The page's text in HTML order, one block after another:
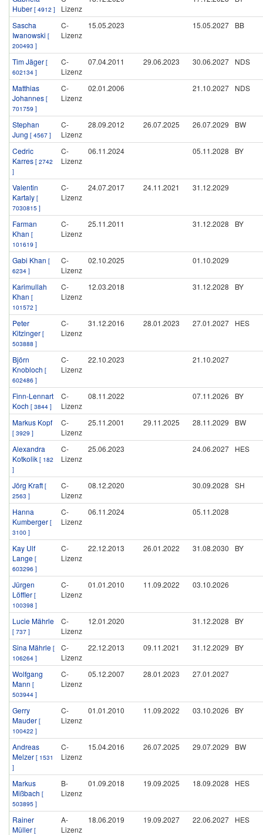
Huber [ 4912 ]
Lizenz
Sascha
Iwanowski [
200493 ]
C-
Lizenz
15.05.2023 15.05.2027 BB
Tim Jäger [
602134 ]
C-
Lizenz
07.04.2011 29.06.2023 30.06.2027 NDS
Matthias
Johannes [
701759 ]
C-
Lizenz
02.01.2006 21.10.2027 NDS
Stephan
Jung [ 4567 ]
C-
Lizenz
28.09.2012 26.07.2025 26.07.2029 BW
Cedric
Karres [ 2742
]
C-
Lizenz
06.11.2024 05.11.2028 BY
Valentin
Kartaly [
7030815 ]
C-
Lizenz
24.07.2017 24.11.2021 31.12.2029
Farman
Khan [
101619 ]
C-
Lizenz
25.11.2011 31.12.2028 BY
Gabi Khan [
6234 ]
C-
Lizenz
02.10.2025 01.10.2029
Karimullah
Khan [
101572 ]
C-
Lizenz
12.03.2018 31.12.2028 BY
Peter
Kitzinger [
503888 ]
C-
Lizenz
31.12.2016 28.01.2023 27.01.2027 HES
Björn
Knobloch [
602486 ]
C-
Lizenz
22.10.2023 21.10.2027
Finn-Lennart
Koch [ 3844 ]
C-
Lizenz
08.11.2022 07.11.2026 BY
Markus Kopf
[ 3929 ]
C-
Lizenz
25.11.2001 29.11.2025 28.11.2029 BW
Alexandra
Kotkolik [ 182
]
C-
Lizenz
25.06.2023 24.06.2027 HES
Jörg Kraft [
2563 ]
C-
Lizenz
08.12.2020 30.09.2028 SH
Hanna
Kumberger [
3100 ]
C-
Lizenz
06.11.2024 05.11.2028
Kay Ulf
Lange [
603296 ]
C-
Lizenz
22.12.2013 26.01.2022 31.08.2030 BY
Jürgen
Löffler [
100398 ]
C-
Lizenz
01.01.2010 11.09.2022 03.10.2026
Lucie Mährle
[ 737 ]
C-
Lizenz
12.01.2020 31.12.2028 BY
Sina Mährle [
106264 ]
C-
Lizenz
22.12.2013 09.11.2021 31.12.2029 BY
Wolfgang
Mann [
503944 ]
C-
Lizenz
05.12.2007 28.01.2023 27.01.2027
Gerry
Mauder [
100422 ]
C-
Lizenz
01.01.2010 11.09.2022 03.10.2026 BY
Andreas
Melzer [ 1531
]
C-
Lizenz
15.04.2016 26.07.2025 29.07.2029 BW
Markus
Mißbach [
503895 ]
B-
Lizenz
01.09.2018 19.09.2025 18.09.2028 HES
Rainer
Müller [
A-
Lizenz
18.06.2019 19.09.2027 22.06.2027 HES